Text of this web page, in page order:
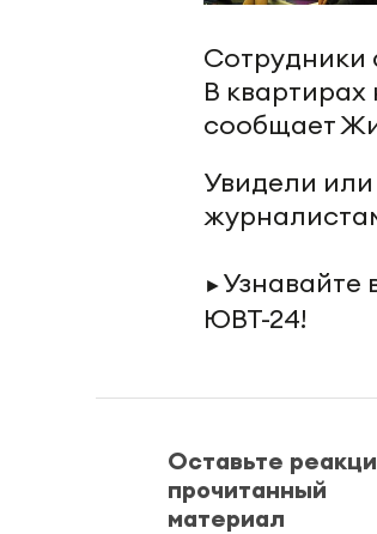
Сотрудники
В
сообщает
Увидели
► Узнавайте
ЮВТ-24!
Оставьте
прочитанный
материал